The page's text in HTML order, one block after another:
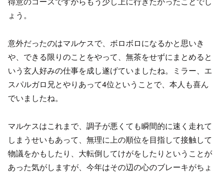
ょう。
意外だったのはマルケスで、ボロボロになるかと思いき
や、できる限りのことをやって、無茶をせずにまとめると
いう玄人好みの仕事を成し遂げていましたね。ミラー、エ
スパルガロ兄とやりあって4位ということで、本人も喜ん
でいましたね。
マルケスはこれまで、調子が悪くても瞬間的に速く走れて
しまうせいもあって、無理に上の順位を目指して接触して
物議をかもしたり、大転倒してけがをしたりということが
あった気がしますが、今年はその辺の心のブレーキがちょ